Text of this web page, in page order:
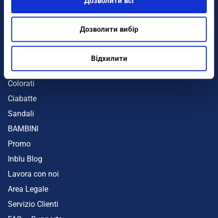
Дозволити вибір
Відхилити
UOMO
Colorati
Ciabatte
Sandali
BAMBINI
Promo
Inblu Blog
Lavora con noi
Area Legale
Servizio Clienti